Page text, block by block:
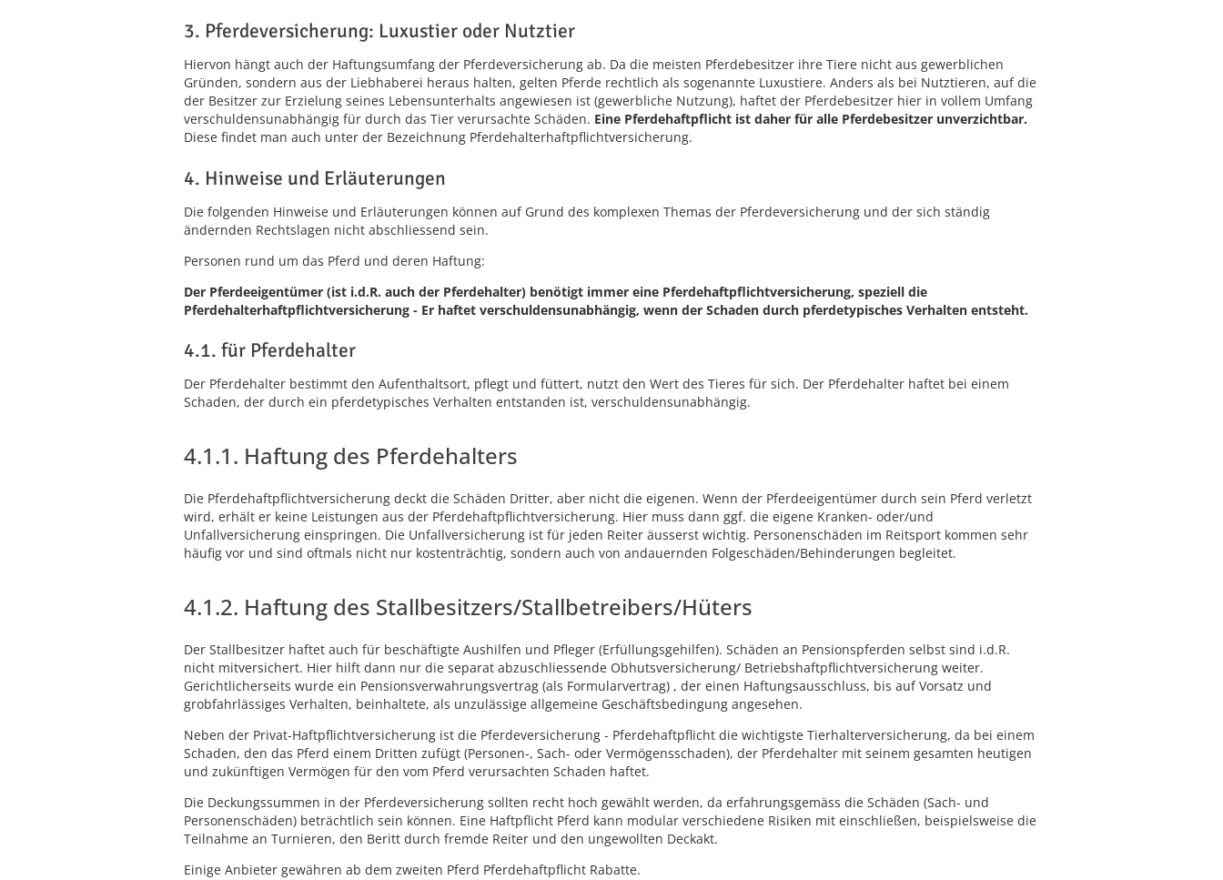
3. Pferdeversicherung: Luxustier oder Nutztier
Hiervon hängt auch der Haftungsumfang der Pferdeversicherung ab. Da die meisten Pferdebesitzer ihre Tiere nicht aus gewerblichen
Gründen, sondern aus der Liebhaberei heraus halten, gelten Pferde rechtlich als sogenannte Luxustiere. Anders als bei Nutztieren, auf die
der Besitzer zur Erzielung seines Lebensunterhalts angewiesen ist (gewerbliche Nutzung), haftet der Pferdebesitzer hier in vollem Umfang
verschuldensunabhängig für durch das Tier verursachte Schäden. Eine Pferdehaftpflicht ist daher für alle Pferdebesitzer unverzichtbar.
Diese findet man auch unter der Bezeichnung Pferdehalterhaftpflichtversicherung.
4. Hinweise und Erläuterungen
Die folgenden Hinweise und Erläuterungen können auf Grund des komplexen Themas der Pferdeversicherung und der sich ständig
ändernden Rechtslagen nicht abschliessend sein.
Personen rund um das Pferd und deren Haftung:
Der Pferdeeigentümer (ist i.d.R. auch der Pferdehalter) benötigt immer eine Pferdehaftpflichtversicherung, speziell die
Pferdehalterhaftpflichtversicherung - Er haftet verschuldensunabhängig, wenn der Schaden durch pferdetypisches Verhalten entsteht.
4.1. für Pferdehalter
Der Pferdehalter bestimmt den Aufenthaltsort, pflegt und füttert, nutzt den Wert des Tieres für sich. Der Pferdehalter haftet bei einem
Schaden, der durch ein pferdetypisches Verhalten entstanden ist, verschuldensunabhängig.
4.1.1. Haftung des Pferdehalters
Die Pferdehaftpflichtversicherung deckt die Schäden Dritter, aber nicht die eigenen. Wenn der Pferdeeigentümer durch sein Pferd verletzt
wird, erhält er keine Leistungen aus der Pferdehaftpflichtversicherung. Hier muss dann ggf. die eigene Kranken- oder/und
Unfallversicherung einspringen. Die Unfallversicherung ist für jeden Reiter äusserst wichtig. Personenschäden im Reitsport kommen sehr
häufig vor und sind oftmals nicht nur kostenträchtig, sondern auch von andauernden Folgeschäden/Behinderungen begleitet.
4.1.2. Haftung des Stallbesitzers/Stallbetreibers/Hüters
Der Stallbesitzer haftet auch für beschäftigte Aushilfen und Pfleger (Erfüllungsgehilfen). Schäden an Pensionspferden selbst sind i.d.R.
nicht mitversichert. Hier hilft dann nur die separat abzuschliessende Obhutsversicherung/ Betriebshaftpflichtversicherung weiter.
Gerichtlicherseits wurde ein Pensionsverwahrungsvertrag (als Formularvertrag) , der einen Haftungsausschluss, bis auf Vorsatz und
grobfahrlässiges Verhalten, beinhaltete, als unzulässige allgemeine Geschäftsbedingung angesehen.
Neben der Privat-Haftpflichtversicherung ist die Pferdeversicherung - Pferdehaftpflicht die wichtigste Tierhalterversicherung, da bei einem
Schaden, den das Pferd einem Dritten zufügt (Personen-, Sach- oder Vermögensschaden), der Pferdehalter mit seinem gesamten heutigen
und zukünftigen Vermögen für den vom Pferd verursachten Schaden haftet.
Die Deckungssummen in der Pferdeversicherung sollten recht hoch gewählt werden, da erfahrungsgemäss die Schäden (Sach- und
Personenschäden) beträchtlich sein können. Eine Haftpflicht Pferd kann modular verschiedene Risiken mit einschließen, beispielsweise die
Teilnahme an Turnieren, den Beritt durch fremde Reiter und den ungewollten Deckakt.
Einige Anbieter gewähren ab dem zweiten Pferd Pferdehaftpflicht Rabatte.